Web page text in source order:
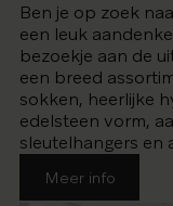
Ben je op zoek
een leuk
bezoekje aan de
een breed
sokken, heerlijke
edelsteen vorm,
sleutelhangers en
Meer info